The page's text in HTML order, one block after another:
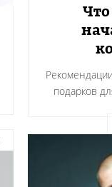
подарков